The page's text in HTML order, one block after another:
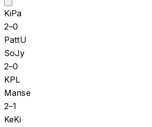
KiPa
2–0
PattU
SoJy
2–0
KPL
Manse
2–1
KeKi